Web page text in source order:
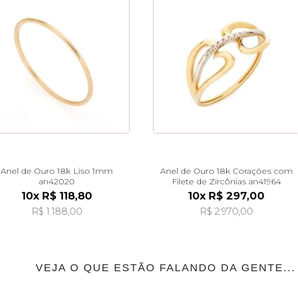
Anel de Ouro 18k Liso 1mm
an42020
10x R$ 118,80
R$ 1.188,00
Anel de Ouro 18k Corações com
Filete de Zircônias an41964
10x R$ 297,00
R$ 2.970,00
VEJA O QUE ESTÃO FALANDO DA GENTE...